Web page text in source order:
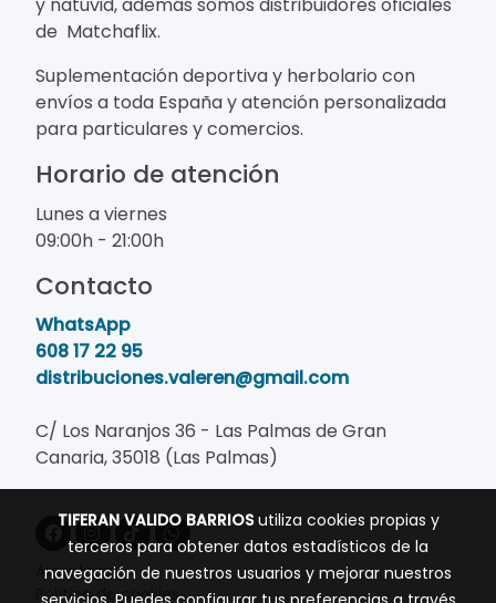
de Matchaflix.
Suplementación deportiva y herbolario con
envíos a toda España y atención personalizada
para particulares y comercios.
Horario de atención
Lunes a viernes
09:00h - 21:00h
Contacto
WhatsApp
608 17 22 95
distribuciones.valeren@gmail.com
C/ Los Naranjos 36 - Las Palmas de Gran
Canaria, 35018 (Las Palmas)
Aviso legal
Política de cookies
TIFERAN VALIDO BARRIOSutiliza cookies propias y
terceros para obtener datos estadísticos de la
navegación de nuestros usuarios y mejorar nuestros